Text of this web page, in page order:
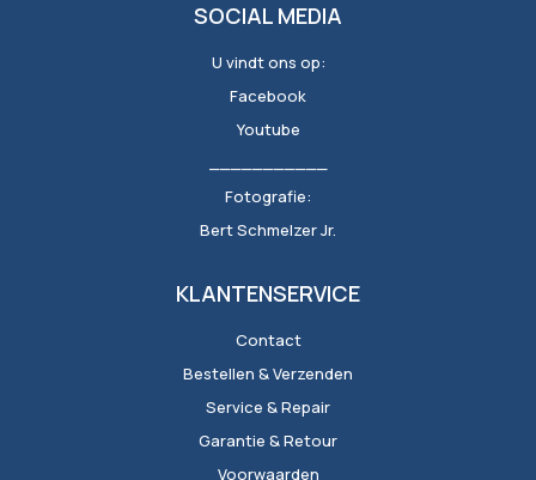
SOCIAL MEDIA
U vindt ons op:
Facebook
Youtube
Fotografie:
Bert Schmelzer Jr.
KLANTENSERVICE
Contact
Bestellen & Verzenden
Service & Repair
Garantie & Retour
Voorwaarden